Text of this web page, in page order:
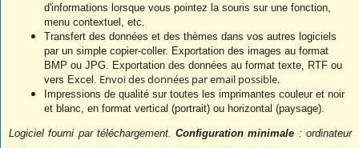
d'informations lorsque vous pointez la souris sur une fonction,
menu contextuel, etc.
Transfert des données et des thèmes dans vos autres logiciels
par un simple copier-coller. Exportation des images au format
BMP ou JPG. Exportation des données au format texte, RTF ou
vers Excel. Envoi des données par email possible.
Impressions de qualité sur toutes les imprimantes couleur et noir
et blanc, en format vertical (portrait) ou horizontal (paysage).
Logiciel fourni par téléchargement.Configuration minimale : ordinateur